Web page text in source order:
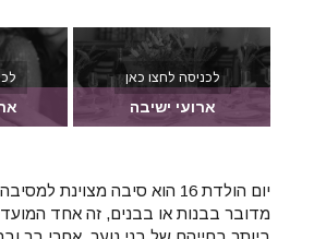
ארועי ישיבה
לכניסה לחצו כאן
יום הולדת 16 הוא סיבה מצוינת
מדובר בבנות או בבנים, זה אחד